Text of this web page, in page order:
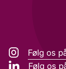
Følg os
Følg os